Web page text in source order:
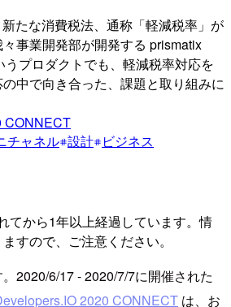
たな消費税法、通称「軽減税率」が
事業開発部が開発する prismatix
うプロダクトでも、軽減税率対応を
中で向き合った、課題と取り組みに
CONNECT
チャネル 設計 ビジネス
てから1年以上経過しています。情
すので、ご注意ください。
2020/6/17 - 2020/7/7に開催された
2020 CONNECT は、お